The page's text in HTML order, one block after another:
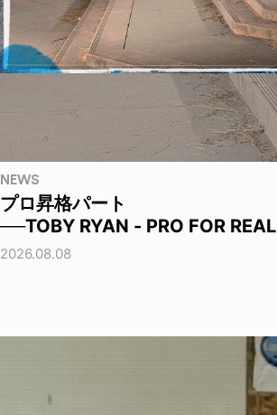
NEWS
プロ昇格パート
──TOBY RYAN - PRO FOR REAL
2026.08.08